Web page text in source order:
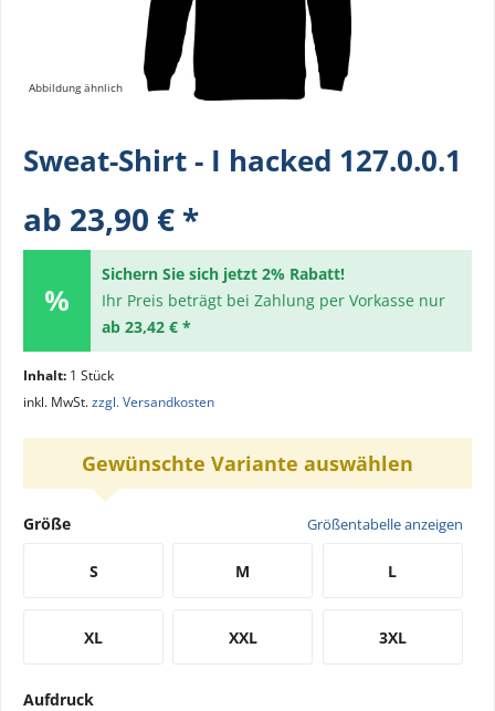
Abbildung ähnlich
Sweat-Shirt - I hacked 127.0.0.1
ab 23,90 € *
Sichern Sie sich jetzt 2% Rabatt!
Ihr Preis beträgt bei Zahlung per Vorkasse nur
ab 23,42 € *
Inhalt: 1 Stück
inkl. MwSt.zzgl. Versandkosten
Gewünschte Variante auswählen
Größe Größentabelle anzeigen
S M L
XL XXL 3XL
Aufdruck